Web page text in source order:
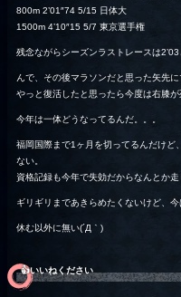
800m 2’01″74 5/15 日体大
1500m 4’10″15 5/7 東京選手権
残念ながらシーズンラストレースは2’03
んで、その後マラソンだと思った矢先
やっと復活したと思ったら今度は右膝が
今年は一体どうなってるんだ。。。
福岡国際まで1ヶ月を切ってるんだけど
ない。
資格記録も今年で失効だからなんとか走
ギリギリまであきらめたくないけど、
休む以外に無い(´Д｀)
👍️いいねください